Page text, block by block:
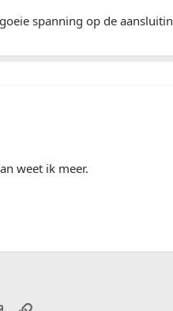
spanning op de
weet ik meer.